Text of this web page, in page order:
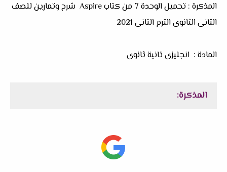
المذكرة : تحميل الوحدة 7 من كتاب Aspire شرح وتمارين للصف
الثانى الثانوى الترم الثانى 2021
المادة : انجليزى تانية ثانوى
المذكرة: